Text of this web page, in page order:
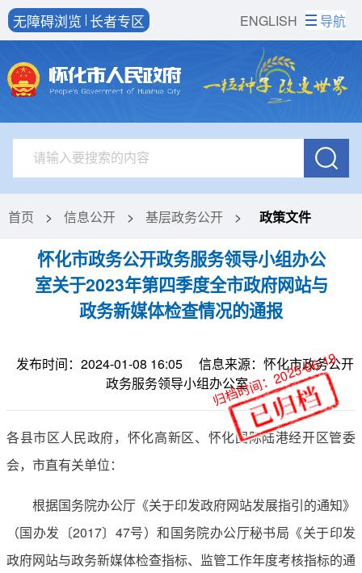
ENGLISH
无障碍浏览 长者专区 导航
首页 > 信息公开 > 基层政务公开 > 政策文件
怀化市政务公开政务服务领导小组办公
室关于2023年第四季度全市政府网站与
政务新媒体检查情况的通报
发布时间：2024-01-08 16:05
信息来源：怀化市政务公开
政务服务领导小组办公室
各县市区人民政府，怀化高新区、怀化国际陆港经开区管委
会，市直有关单位：
根据国务院办公厅《关于印发政府网站发展指引的通知》
（国办发〔2017〕47号）和国务院办公厅秘书局《关于印发
政府网站与政务新媒体检查指标、监管工作年度考核指标的通
归档时间：2025-06-19